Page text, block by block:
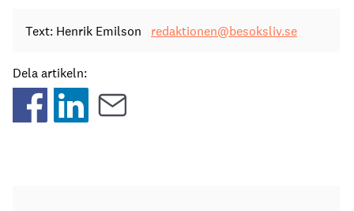
Text: Henrik Emilson redaktionen@besoksliv.se
Dela artikeln: